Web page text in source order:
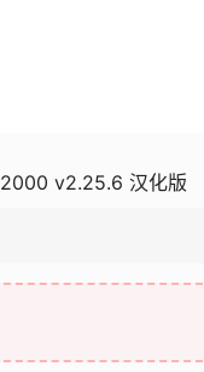
v2.25.6 汉化版